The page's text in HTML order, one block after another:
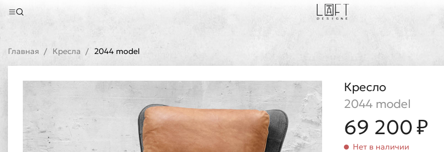
Главная Кресла 2044 model
Кресло
2044 model
69 200 ₽
Нет в наличии